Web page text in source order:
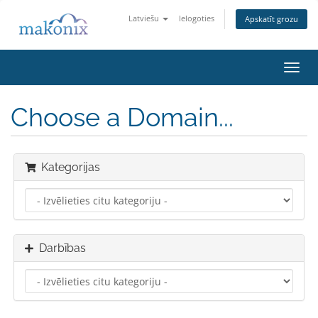
Latviešu Ielogoties Apskatīt grozu
Choose a Domain...
Kategorijas
Darbības